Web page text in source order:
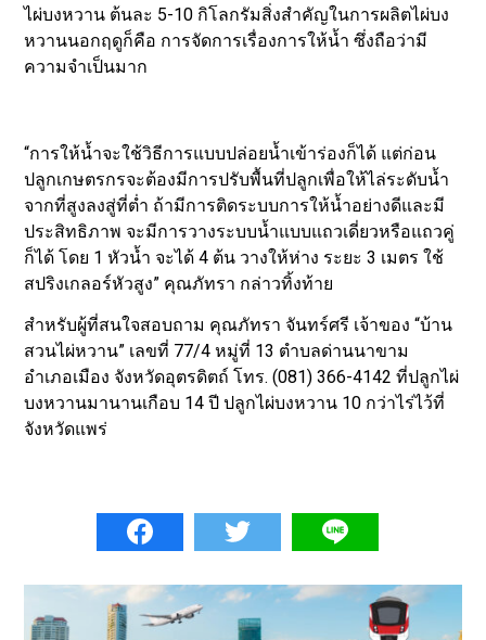
ไผ่บงหวาน ต้นละ 5-10 กิโลกรัมสิ่งสำคัญในการผลิตไผ่บง
หวานนอกฤดูก็คือ การจัดการเรื่องการให้น้ำ ซึ่งถือว่ามี
ความจำเป็นมาก
“การให้น้ำจะใช้วิธีการแบบปล่อยน้ำเข้าร่องก็ได้ แต่ก่อน
ปลูกเกษตรกรจะต้องมีการปรับพื้นที่ปลูกเพื่อให้ไล่ระดับน้ำ
จากที่สูงลงสู่ที่ต่ำ ถ้ามีการติดระบบการให้น้ำอย่างดีและมี
ประสิทธิภาพ จะมีการวางระบบน้ำแบบแถวเดี่ยวหรือแถวคู่
ก็ได้ โดย 1 หัวน้ำ จะได้ 4 ต้น วางให้ห่าง ระยะ 3 เมตร ใช้
สปริงเกลอร์หัวสูง” คุณภัทรา กล่าวทิ้งท้าย
สำหรับผู้ที่สนใจสอบถาม คุณภัทรา จันทร์ศรี เจ้าของ “บ้าน
สวนไผ่หวาน” เลขที่ 77/4 หมู่ที่ 13 ตำบลด่านนาขาม
อำเภอเมือง จังหวัดอุตรดิตถ์ โทร. (081) 366-4142 ที่ปลูกไผ่
บงหวานมานานเกือบ 14 ปี ปลูกไผ่บงหวาน 10 กว่าไร่ไว้ที่
จังหวัดแพร่